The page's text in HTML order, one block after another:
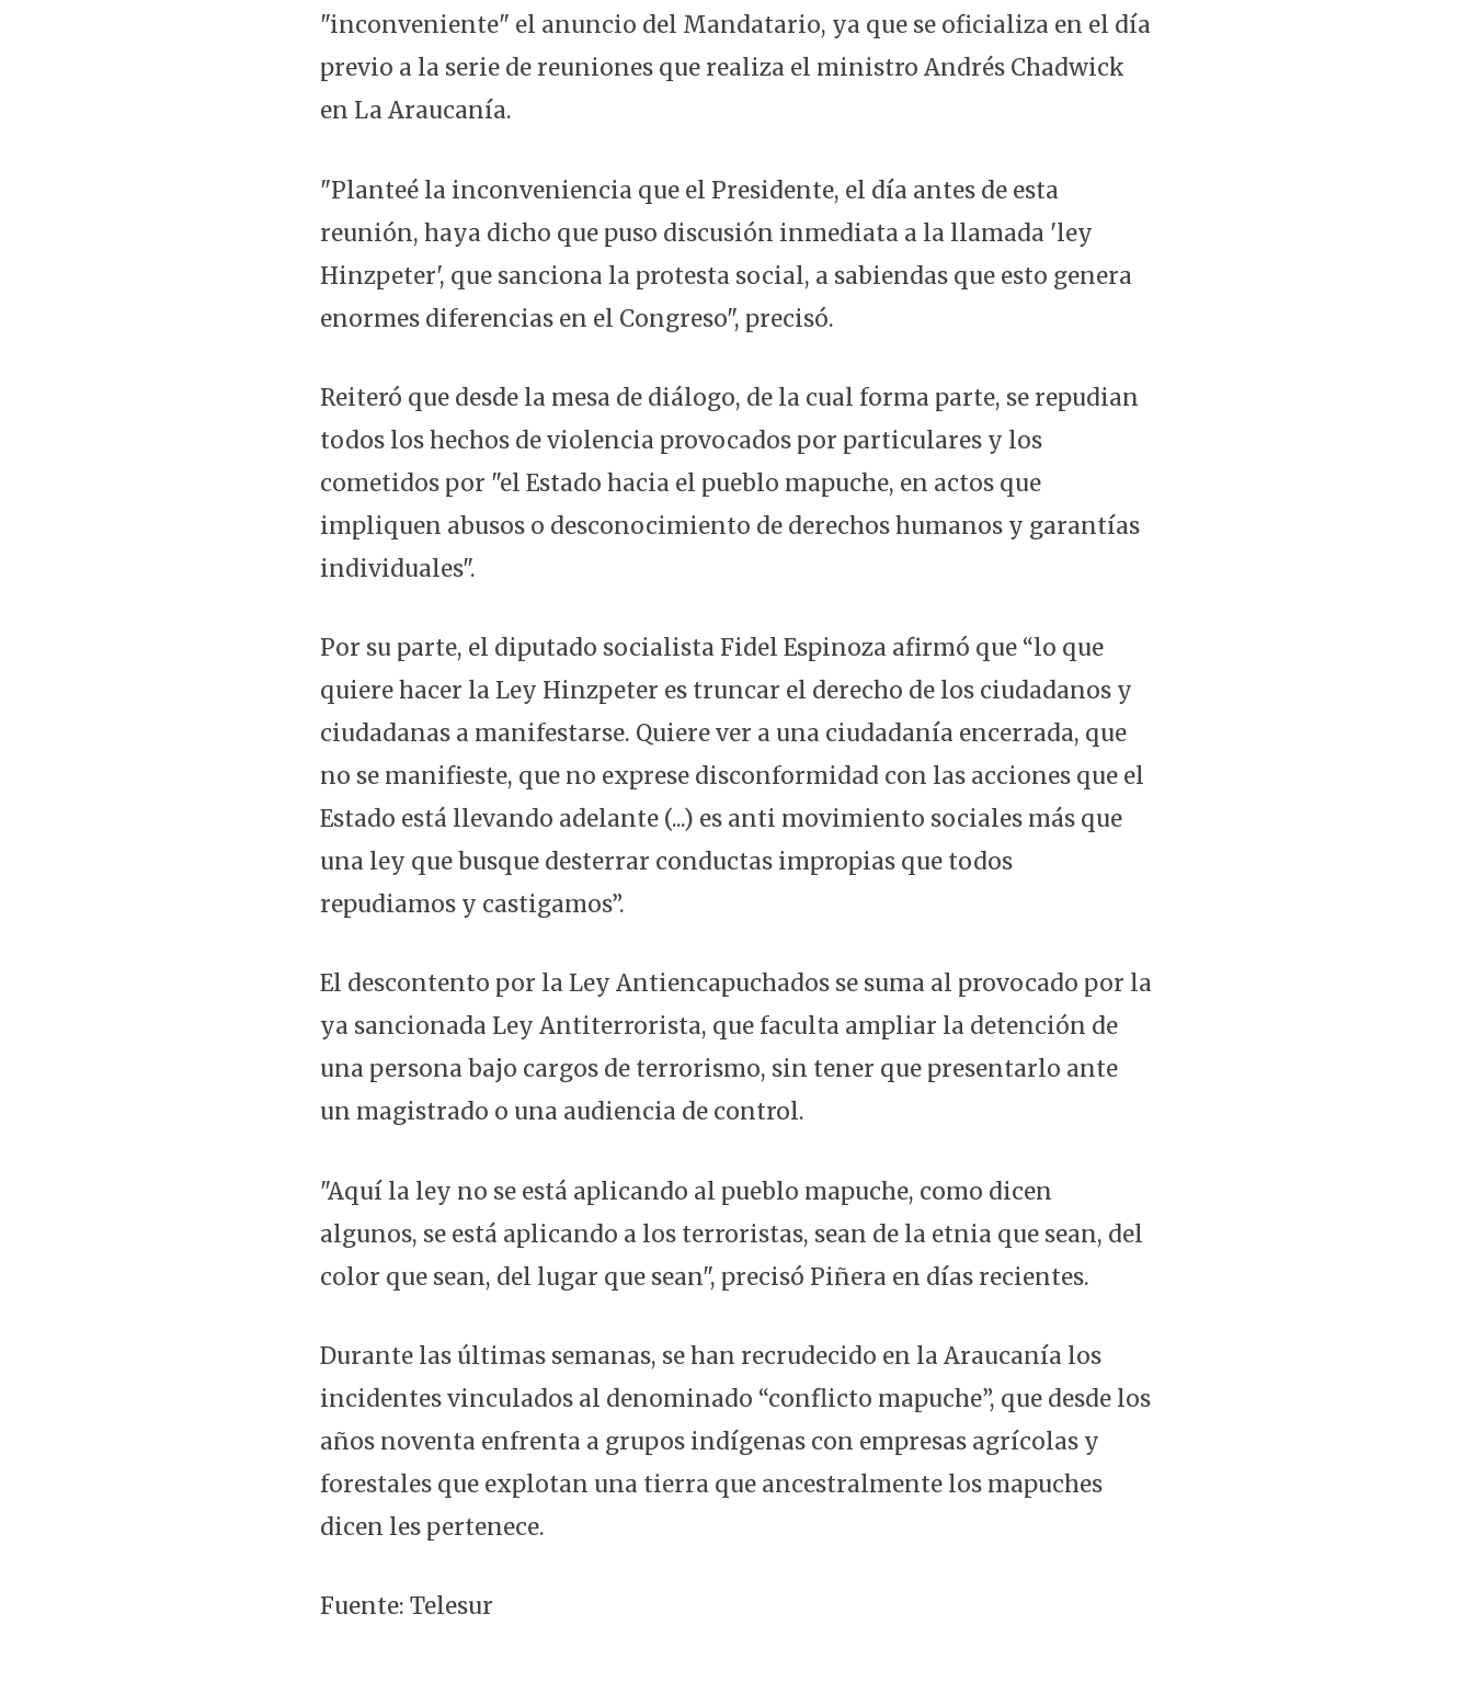
"inconveniente" el anuncio del Mandatario, ya que se oficializa en el día
previo a la serie de reuniones que realiza el ministro Andrés Chadwick
en La Araucanía.
"Planteé la inconveniencia que el Presidente, el día antes de esta
reunión, haya dicho que puso discusión inmediata a la llamada 'ley
Hinzpeter', que sanciona la protesta social, a sabiendas que esto genera
enormes diferencias en el Congreso", precisó.
Reiteró que desde la mesa de diálogo, de la cual forma parte, se repudian
todos los hechos de violencia provocados por particulares y los
cometidos por "el Estado hacia el pueblo mapuche, en actos que
impliquen abusos o desconocimiento de derechos humanos y garantías
individuales".
Por su parte, el diputado socialista Fidel Espinoza afirmó que “lo que
quiere hacer la Ley Hinzpeter es truncar el derecho de los ciudadanos y
ciudadanas a manifestarse. Quiere ver a una ciudadanía encerrada, que
no se manifieste, que no exprese disconformidad con las acciones que el
Estado está llevando adelante (...) es anti movimiento sociales más que
una ley que busque desterrar conductas impropias que todos
repudiamos y castigamos”.
El descontento por la Ley Antiencapuchados se suma al provocado por la
ya sancionada Ley Antiterrorista, que faculta ampliar la detención de
una persona bajo cargos de terrorismo, sin tener que presentarlo ante
un magistrado o una audiencia de control.
"Aquí la ley no se está aplicando al pueblo mapuche, como dicen
algunos, se está aplicando a los terroristas, sean de la etnia que sean, del
color que sean, del lugar que sean", precisó Piñera en días recientes.
Durante las últimas semanas, se han recrudecido en la Araucanía los
incidentes vinculados al denominado “conflicto mapuche”, que desde los
años noventa enfrenta a grupos indígenas con empresas agrícolas y
forestales que explotan una tierra que ancestralmente los mapuches
dicen les pertenece.
Fuente: Telesur